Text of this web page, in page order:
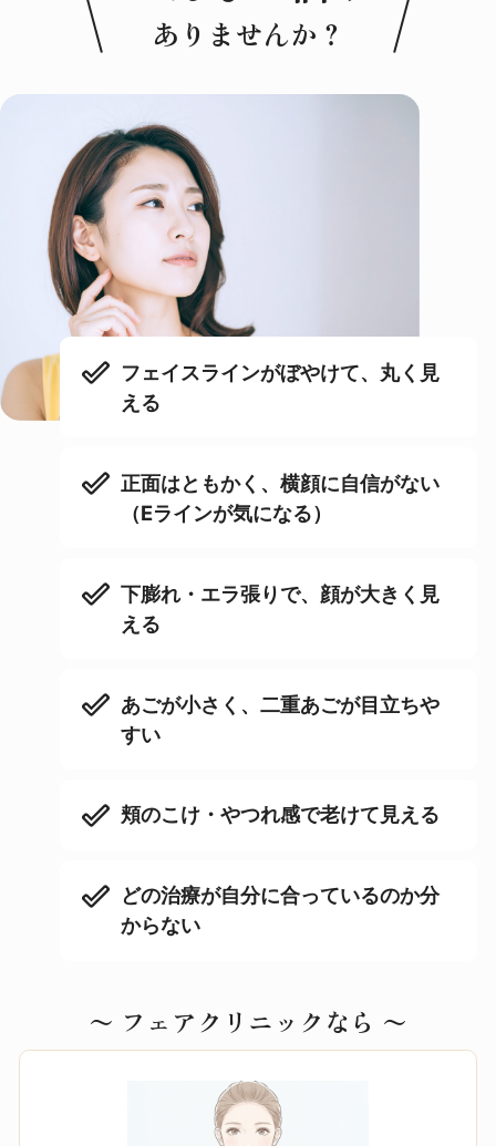
ありませんか？
フェイスラインがぼやけて、丸く見
える
正面はともかく、横顔に自信がない
（Eラインが気になる）
下膨れ・エラ張りで、顔が大きく見
える
あごが小さく、二重あごが目立ちや
すい
頬のこけ・やつれ感で老けて見える
どの治療が自分に合っているのか分
からない
〜 フェアクリニックなら 〜